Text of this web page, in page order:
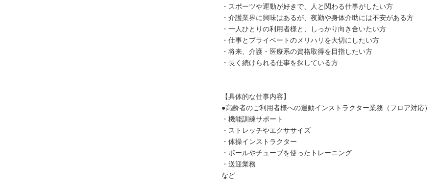
・スポーツや運動が好きで、人と関わる仕事がしたい方
・介護業界に興味はあるが、夜勤や身体介助には不安がある方
・一人ひとりの利用者様と、しっかり向き合いたい方
・仕事とプライベートのメリハリを大切にしたい方
・将来、介護・医療系の資格取得を目指したい方
・長く続けられる仕事を探している方
【具体的な仕事内容】
●高齢者のご利用者様への運動インストラクター業務（フロア対応）
・機能訓練サポート
・ストレッチやエクササイズ
・体操インストラクター
・ボールやチューブを使ったトレーニング
・送迎業務
など